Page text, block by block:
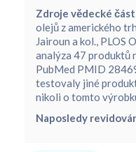
Zdroje vědecké
olejů z amerického
Jairoun a kol., PLOS
analýza 47 produktů
PubMed PMID
testovaly jiné
nikoli o tomto
Naposledy